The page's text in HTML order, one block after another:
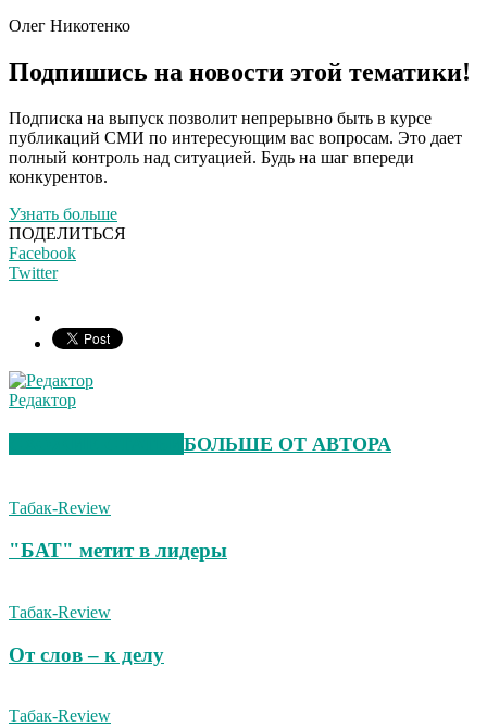
Олег Никотенко
Подпишись на новости этой тематики!
Подписка на выпуск позволит непрерывно быть в курсе
публикаций СМИ по интересующим вас вопросам. Это дает
полный контроль над ситуацией. Будь на шаг впереди
конкурентов.
Узнать больше
ПОДЕЛИТЬСЯ
Facebook
Twitter
Редактор
БОЛЬШЕ ОТ АВТОРА
Табак-Review
"БАТ" метит в лидеры
Табак-Review
От слов – к делу
Табак-Review